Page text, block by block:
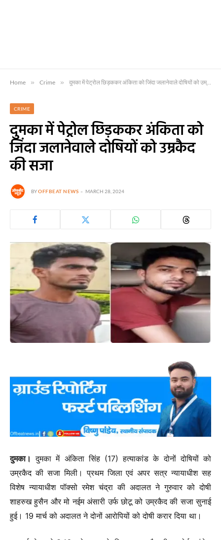
Home » Crime » दुमका में पेट्रोल छिड़ककर अंकिता को जिंदा जलानेवाले दोषियों को उम्रकैद की सजा
CRIME
दुमका में पेट्रोल छिड़ककर अंकिता को
जिंदा जलानेवाले दोषियों को उम्रकैद
की सजा
BYOFFBEAT NEWS MARCH 28, 2024
दुमका। दुमका में अंकिता सिंह (17) हत्याकांड के दोनों दोषियों को
उम्रकैद की सजा मिली। प्रथम जिला एवं अपर सत्र न्यायाधीश सह
विशेष न्यायाधीश पॉक्सो रमेश चंद्रा की अदालत ने गुरुवार को दोषी
शाहरुख हुसैन और मो नईम अंसारी उर्फ छोटू को उम्रकैद की सजा सुनाई
हुई। 19 मार्च को अदालत ने दोनों आरोपियों को दोषी करार दिया था।